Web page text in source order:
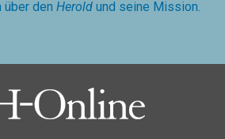
über den Herold und seine Mission.